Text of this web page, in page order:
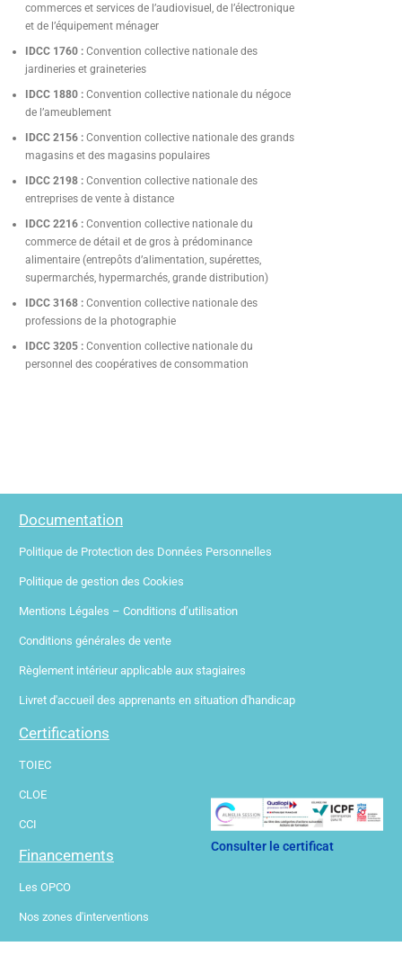
commerces et services de l’audiovisuel, de l’électronique
et de l’équipement ménager
IDCC 1760 : Convention collective nationale des
jardineries et graineteries
IDCC 1880 : Convention collective nationale du négoce
de l’ameublement
IDCC 2156 : Convention collective nationale des grands
magasins et des magasins populaires
IDCC 2198 : Convention collective nationale des
entreprises de vente à distance
IDCC 2216 : Convention collective nationale du
commerce de détail et de gros à prédominance
alimentaire (entrepôts d’alimentation, supérettes,
supermarchés, hypermarchés, grande distribution)
IDCC 3168 : Convention collective nationale des
professions de la photographie
IDCC 3205 : Convention collective nationale du
personnel des coopératives de consommation
Documentation
Politique de Protection des Données Personnelles
Politique de gestion des Cookies
Mentions Légales – Conditions d’utilisation
Conditions générales de vente
Règlement intérieur applicable aux stagiaires
Livret d'accueil des apprenants en situation d'handicap
Certifications
TOIEC
CLOE
CCI
Financements
Les OPCO
Nos zones d'interventions
Consulter le certificat